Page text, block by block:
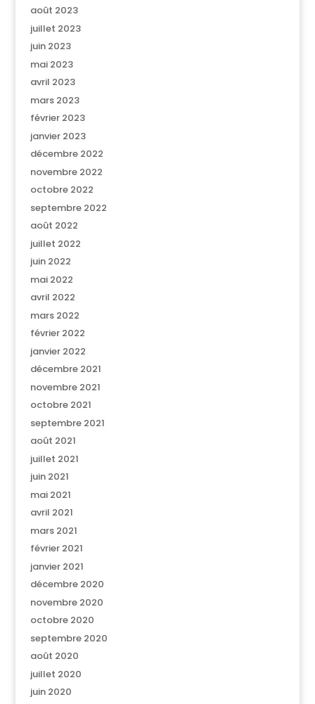
août 2023
juillet 2023
juin 2023
mai 2023
avril 2023
mars 2023
février 2023
janvier 2023
décembre 2022
novembre 2022
octobre 2022
septembre 2022
août 2022
juillet 2022
juin 2022
mai 2022
avril 2022
mars 2022
février 2022
janvier 2022
décembre 2021
novembre 2021
octobre 2021
septembre 2021
août 2021
juillet 2021
juin 2021
mai 2021
avril 2021
mars 2021
février 2021
janvier 2021
décembre 2020
novembre 2020
octobre 2020
septembre 2020
août 2020
juillet 2020
juin 2020